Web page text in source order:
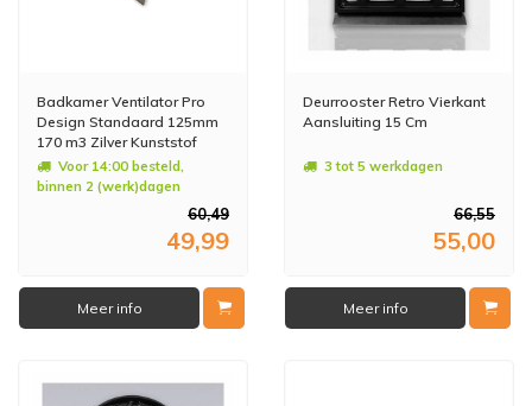
Badkamer Ventilator Pro
Design Standaard 125mm
170 m3 Zilver Kunststof
Voor 14:00 besteld,
binnen 2 (werk)dagen
60,49
49,99
Meer info
Deurrooster Retro Vierkant
Aansluiting 15 Cm
3 tot 5 werkdagen
66,55
55,00
Meer info